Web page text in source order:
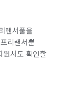
랜서풀을
리랜서뿐
원서도 확인할